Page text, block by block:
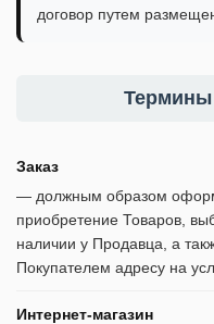
договор путем
Термины
Заказ
— должным образом
приобретение Товаров,
наличии у Продавца, а
Покупателем адресу на
Интернет-магазин